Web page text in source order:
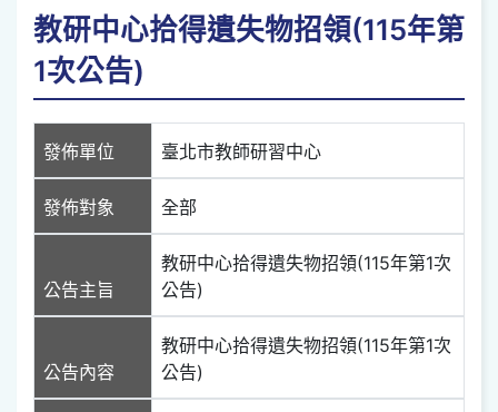
教研中心拾得遺失物招領(115年第
1次公告)
發佈單位 臺北市教師研習中心
發佈對象 全部
公告主旨
教研中心拾得遺失物招領(115年第1次
公告)
公告內容
教研中心拾得遺失物招領(115年第1次
公告)